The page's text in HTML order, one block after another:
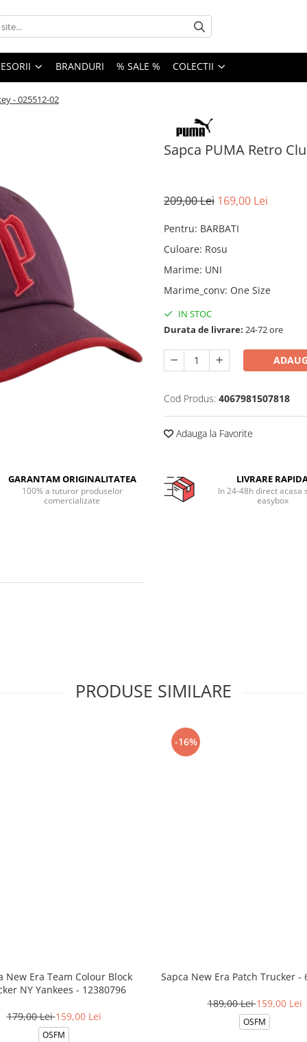
BRANDURI % SALE % COLECTII
- 025512-02
Sapca PUMA Retro
209,00 Lei 169,00 Lei
Pentru: BARBATI
Culoare: Rosu
Marime: UNI
Marime_conv: One Size
IN STOC
Durata de livrare: 24-72 ore
Cod Produs: 4067981507818
Adauga la Favorite
GARANTAM ORIGINALITATEA
100% a tuturor produselor
comercializate
LIVRARE
In 24-48h direct acasa
easybox
PRODUSE SIMILARE
New Era Team Colour Block
NY Yankees - 12380796
179,00 Lei159,00 Lei
OSFM
-16%
Sapca New Era Patch Trucker -
189,00 Lei159,00 Lei
OSFM